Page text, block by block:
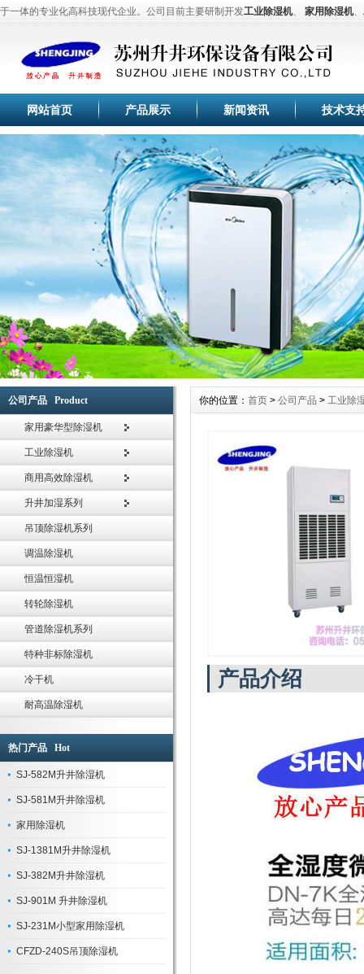
于一体的专业化高科技现代企业。公司目前主要研制开发工业除湿机、 家用除湿机、
全套生产流水线，生产设备，测试设备等。产品齐全、品种繁多供用户选择，本产品
于纺织、印刷、卷烟、医药、花卉养殖大棚、菌类栽培、微电子企业、档案室、电信
塑料、木业纸业与行业车间、仓库等直接进行温湿度调节控制，空气净化，节能环保
空气除湿行业专家，工业除湿机的首选品牌-苏州升井专业提供：家用移动除湿机、
机、抽湿机、去湿机、除湿器、管道除湿机、调温除湿机系列采用先进高效旋转式压
效换热器、大风量低噪音外转子风机，使空气干燥器的除湿效果满足于国家标准。
苏州升井经过多年的持续快速发展，公司生产的除湿机,加湿器,恒温恒湿机已通过国
验，企业通过ISO9001国际质量体系认证。巩固了家用除湿机、工业除湿机、工业加
的品牌优势，积累了丰富宝贵的行业经验和优质的客户群体，帮助合作伙伴取得了成
苏州升井除湿器适用范围:本产品为整体柜式空气除湿器,在空气调节过程中,适用于精
光学仪器、生物工程、医药、包装、食品、化妆品、氯化锂电池、印刷业、地下工程
所有需要进行干燥处理的场所。
空气除湿行业专家，除湿机的首选品牌-苏州升井专业提供：高端
工业除湿机
特,操作方便,品质百分百！
除湿机十大品牌,工业除湿机中的佼佼者-苏州升井环保设备有限公司是一家集制造、
于一体的专业化高科技现代企业。公司目前主要研制开发
、 家用除湿机、
机、苏州除湿机、恒温恒湿机 、工业加湿器、 、调温除湿机
等除湿加湿设备
全套生产流水线，生产设备，测试设备等。产品齐全、品种繁多供用户选择，本产品
于纺织、印刷、卷烟、医药、花卉养殖大棚、菌类栽培、微电子企业、档案室、电信
塑料、木业纸业与行业车间、仓库等直接进行温湿度调节控制，空气净化，节能环保
空气除湿行业专家，工业除湿机的首选品牌-苏州升井专业提供：家用移动除湿机、
机、抽湿机、去湿机、除湿器、管道除湿机、调温除湿机系列采用先进高效旋转式压
效换热器、大风量低噪音外转子风机，使空气干燥器的除湿效果满足于国家标准。
苏州升井经过多年的持续快速发展，公司生产的除湿机,加湿器,恒温恒湿机已通过国
验，企业通过ISO9001国际质量体系认证。巩固了家用除湿机、工业除湿机、工业加
的品牌优势，积累了丰富宝贵的行业经验和优质的客户群体，帮助合作伙伴取得了成
苏州升井除湿器适用范围:本产品为整体柜式空气除湿器,在空气调节过程中,适用于精
光学仪器、生物工程、医药、包装、食品、化妆品、氯化锂电池、印刷业、地下工程
所有需要进行干燥处理的场所。
网站首页 产品展示 新闻资讯 技术支
公司产品 Product
家用豪华型除湿机
工业除湿机
商用高效除湿机
升井加湿系列
吊顶除湿机系列
调温除湿机
恒温恒湿机
转轮除湿机
管道除湿机系列
特种非标除湿机
冷干机
耐高温除湿机
热门产品 Hot
SJ-582M升井除湿机
SJ-581M升井除湿机
家用除湿机
SJ-1381M升井除湿机
SJ-382M升井除湿机
SJ-901M 升井除湿机
SJ-231M小型家用除湿机
CFZD-240S吊顶除湿机
你的位置： 首页 > 公司产品 > 工业除
产品介绍